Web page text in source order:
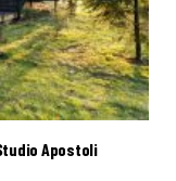
Apostoli